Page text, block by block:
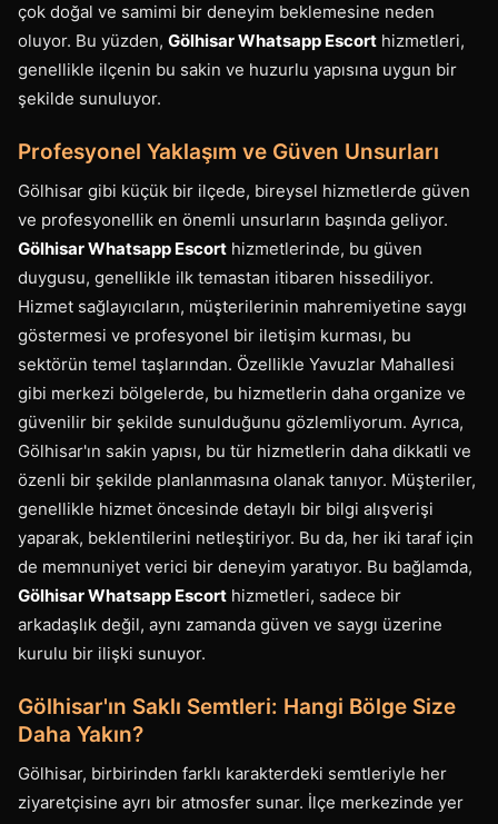
çok doğal ve samimi bir deneyim beklemesine neden
oluyor. Bu yüzden, Gölhisar Whatsapp Escort hizmetleri,
genellikle ilçenin bu sakin ve huzurlu yapısına uygun bir
şekilde sunuluyor.
Profesyonel Yaklaşım ve Güven Unsurları
Gölhisar gibi küçük bir ilçede, bireysel hizmetlerde güven
ve profesyonellik en önemli unsurların başında geliyor.
Gölhisar Whatsapp Escort hizmetlerinde, bu güven
duygusu, genellikle ilk temastan itibaren hissediliyor.
Hizmet sağlayıcıların, müşterilerinin mahremiyetine saygı
göstermesi ve profesyonel bir iletişim kurması, bu
sektörün temel taşlarından. Özellikle Yavuzlar Mahallesi
gibi merkezi bölgelerde, bu hizmetlerin daha organize ve
güvenilir bir şekilde sunulduğunu gözlemliyorum. Ayrıca,
Gölhisar'ın sakin yapısı, bu tür hizmetlerin daha dikkatli ve
özenli bir şekilde planlanmasına olanak tanıyor. Müşteriler,
genellikle hizmet öncesinde detaylı bir bilgi alışverişi
yaparak, beklentilerini netleştiriyor. Bu da, her iki taraf için
de memnuniyet verici bir deneyim yaratıyor. Bu bağlamda,
Gölhisar Whatsapp Escort hizmetleri, sadece bir
arkadaşlık değil, aynı zamanda güven ve saygı üzerine
kurulu bir ilişki sunuyor.
Gölhisar'ın Saklı Semtleri: Hangi Bölge Size
Daha Yakın?
Gölhisar, birbirinden farklı karakterdeki semtleriyle her
ziyaretçisine ayrı bir atmosfer sunar. İlçe merkezinde yer